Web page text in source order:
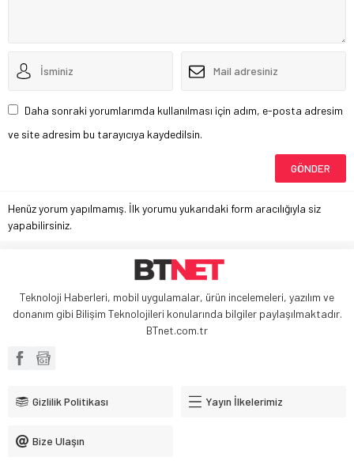
Daha sonraki yorumlarımda kullanılması için adım, e-posta adresim
ve site adresim bu tarayıcıya kaydedilsin.
Henüz yorum yapılmamış. İlk yorumu yukarıdaki form aracılığıyla siz
yapabilirsiniz.
Teknoloji Haberleri, mobil uygulamalar, ürün incelemeleri, yazılım ve
donanım gibi Bilişim Teknolojileri konularında bilgiler paylaşılmaktadır.
BTnet.com.tr
Gizlilik Politikası Yayın İlkelerimiz
Bize Ulaşın